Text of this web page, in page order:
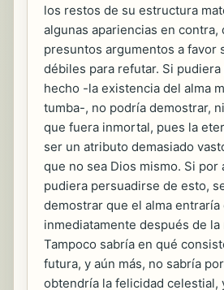
los restos de su estructura
algunas apariencias en contra,
presuntos argumentos a favor
débiles para refutar. Si
hecho -la existencia del alma
tumba-, no podría demostrar,
que fuera inmortal, pues la
ser un atributo demasiado
que no sea Dios mismo. Si por
pudiera persuadirse de esto,
demostrar que el alma
inmediatamente después de la
Tampoco sabría en qué
futura, y aún más, no sabría
obtendría la felicidad celestial,